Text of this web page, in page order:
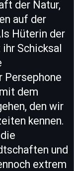
der Natur,
auf der
Hüterin der
Schicksal
Persephone
dem
den wir
kennen.
und
extrem